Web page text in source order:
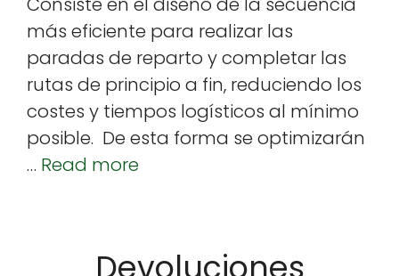
n o
o
k
p
p
más efi­ciente para realizar las
paradas de repar­to y com­ple­tar las
rutas de prin­ci­pio a fin, reducien­do los
costes y tiem­pos logís­ti­cos al mín­i­mo
posi­ble. De esta for­ma se opti­mizarán
… Read more